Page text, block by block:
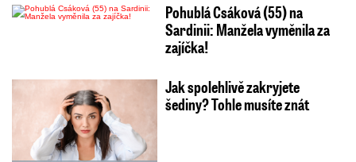
Pohublá Csáková (55) na
Sardinii: Manžela vyměnila za
zajíčka!
Jak spolehlivě zakryjete
šediny? Tohle musíte znát